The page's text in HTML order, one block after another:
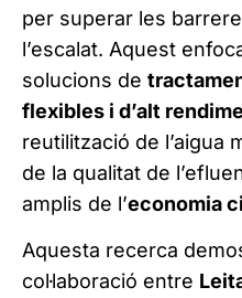
per superar les
l’escalat. Aquest
solucions de
flexibles i d’alt
reutilització de l’aigua
de la qualitat de
amplis de l’economia
Aquesta recerca
col·laboració entre